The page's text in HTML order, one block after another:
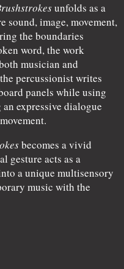
unfolds as a
sound, image, movement,
the boundaries
word, the work
musician and
percussionist writes
panels while using
expressive dialogue
becomes a vivid
gesture acts as a
a unique multisensory
music with the